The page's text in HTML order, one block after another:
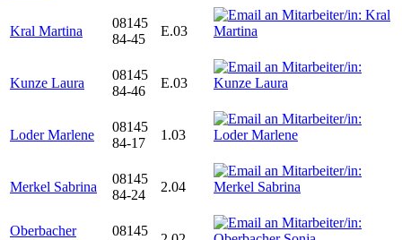
Kral Martina
08145
84-45
E.03
Kunze Laura
08145
84-46
E.03
Loder Marlene
08145
84-17
1.03
Merkel Sabrina
08145
84-24
2.04
Oberbacher
08145